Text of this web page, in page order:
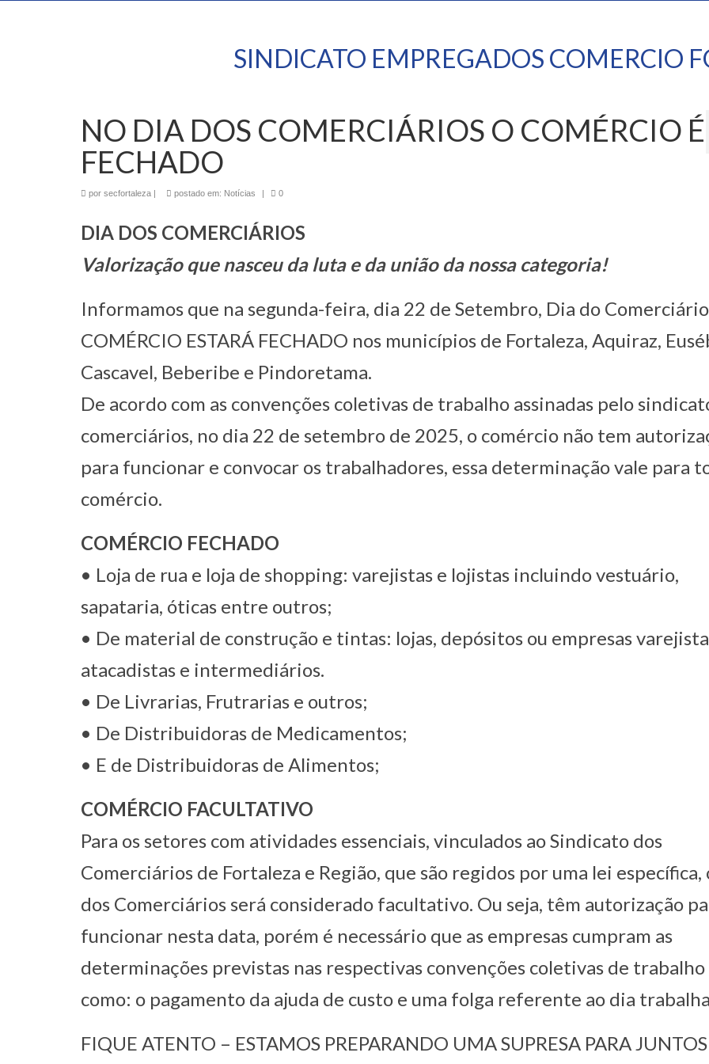
SINDICATO EMPREGADOS COMERCIO
NO DIA DOS COMERCIÁRIOS O COMÉRCIO É
FECHADO
por secfortaleza | postado em: Notícias | 0
DIA DOS COMERCIÁRIOS
Valorização que nasceu da luta e da união da nossa categoria!
Informamos que na segunda-feira, dia 22 de Setembro, Dia do
COMÉRCIO ESTARÁ FECHADO nos municípios de Fortaleza, Aquiraz,
Cascavel, Beberibe e Pindoretama.
De acordo com as convenções coletivas de trabalho assinadas pelo
comerciários, no dia 22 de setembro de 2025, o comércio não tem
para funcionar e convocar os trabalhadores, essa determinação vale para
comércio.
COMÉRCIO FECHADO
• Loja de rua e loja de shopping: varejistas e lojistas incluindo vestuário,
sapataria, óticas entre outros;
• De material de construção e tintas: lojas, depósitos ou empresas
atacadistas e intermediários.
• De Livrarias, Frutrarias e outros;
• De Distribuidoras de Medicamentos;
• E de Distribuidoras de Alimentos;
COMÉRCIO FACULTATIVO
Para os setores com atividades essenciais, vinculados ao Sindicato dos
Comerciários de Fortaleza e Região, que são regidos por uma lei específica,
dos Comerciários será considerado facultativo. Ou seja, têm autorização
funcionar nesta data, porém é necessário que as empresas cumpram as
determinações previstas nas respectivas convenções coletivas de trabalho
como: o pagamento da ajuda de custo e uma folga referente ao dia
FIQUE ATENTO – ESTAMOS PREPARANDO UMA SUPRESA PARA JUNTOS